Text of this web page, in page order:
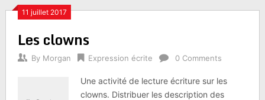
11 juillet 2017
Les clowns
By Morgan Expression écrite 0 Comments
Une activité de lecture écriture sur les
clowns. Distribuer les description des